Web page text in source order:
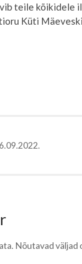
teile kõikidele
Küti
Nõutavad väljad